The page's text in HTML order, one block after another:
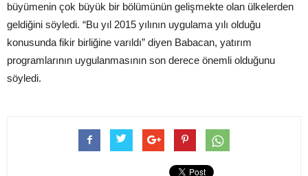
büyümenin çok büyük bir bölümünün gelişmekte olan ülkelerden
geldiğini söyledi. “Bu yıl 2015 yılının uygulama yılı olduğu
konusunda fikir birliğine varıldı” diyen Babacan, yatırım
programlarının uygulanmasının son derece önemli olduğunu
söyledi.